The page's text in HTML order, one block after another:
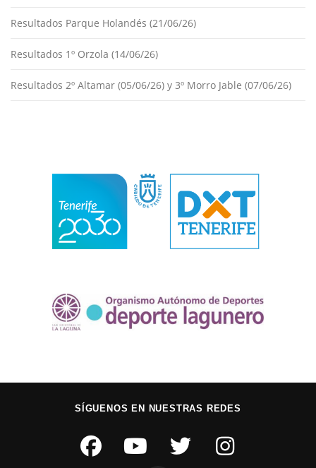
t
a
d
Resultados Parque Holandés (21/06/26)
Resultados 1º Orzola (14/06/26)
Resultados 2º Altamar (05/06/26) y 3º Morro Jable (07/06/26)
SÍGUENOS EN NUESTRAS REDES